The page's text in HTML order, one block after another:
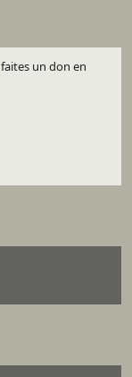
un don en